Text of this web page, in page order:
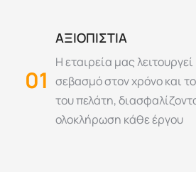
01
ΑΞΙΟΠΙΣΤΙΑ
Η εταιρεία μας
σεβασμό στον χρόνο και
του πελάτη,
ολοκλήρωση κάθε έργου